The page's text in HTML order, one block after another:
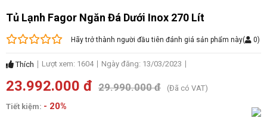
Tủ Lạnh Fagor Ngăn Đá Dưới Inox 270 Lít
Hãy trở thành người đầu tiên đánh giá sản phẩm này( 0)
Thích Lượt xem: 1604 Ngày đăng: 13/03/2023
23.992.000 đ 29.990.000 đ (Đã có VAT)
Tiết kiệm: - 20%